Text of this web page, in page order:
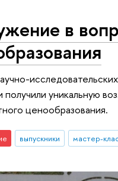
в
получили уникальную
ценообразования.
выпускники мастер-